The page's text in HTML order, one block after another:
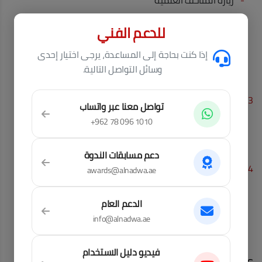
- أنشطة ترفيهيه
مسابقات
تدريب ميداني
3 - الأنشطة الثقافية والإجتماعية
المعارض
الندوات العلمية والثقافية
خدمة المجتمع المحلي
4 - مشاركات النادي
مشاركات محلية
مشاركات دولية
للدعم الفني
إذا كنت بحاجة إلى المساعدة، يرجى اختيار إحدى
وسائل التواصل التالية.
تواصل معنا عبر واتساب
+962 78 096 1010
دعم مسابقات الندوة
awards@alnadwa.ae
الدعم العام
info@alnadwa.ae
فيديو دليل الاستخدام